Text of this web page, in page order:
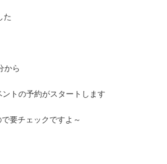
から
トの予約がスタートします
要チェックですよ～